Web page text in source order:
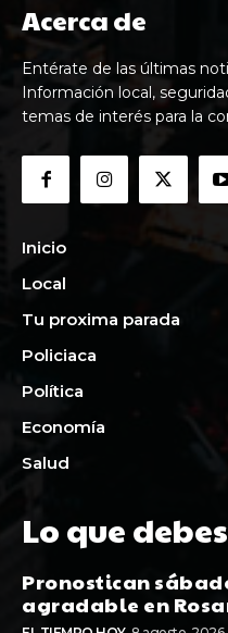
Acerca de
Entérate de las últimas
Información local,
temas de interés para la
Inicio
Local
Tu proxima parada
Policiaca
Política
Economía
Salud
Lo que
Pronostican
agradable en